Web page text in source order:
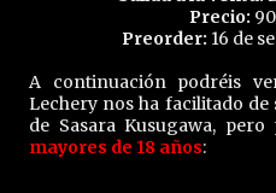
Precio:
Preorder: 16 de
A continuación podréis
Lechery nos ha facilitado de
de Sasara Kusugawa,
mayores de 18 años: